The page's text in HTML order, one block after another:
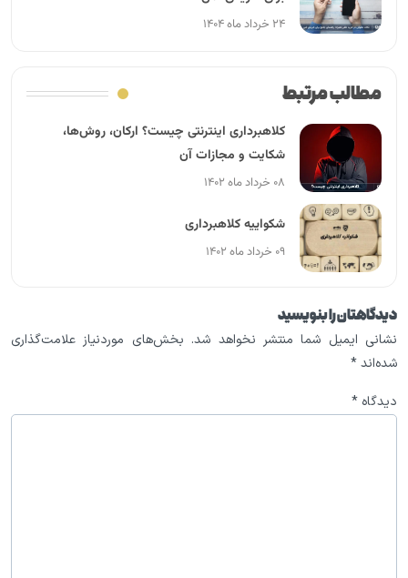
۲۴ خرداد ماه ۱۴۰۴
مطالب مرتبط
کلاهبرداری اینترنتی چیست؟ ارکان، روش‌ها،
شکایت و مجازات آن
۰۸ خرداد ماه ۱۴۰۲
شکواییه کلاهبرداری
۰۹ خرداد ماه ۱۴۰۲
دیدگاهتان را بنویسید
نشانی ایمیل شما منتشر نخواهد شد. بخش‌های موردنیاز علامت‌گذاری
شده‌اند*
دیدگاه *